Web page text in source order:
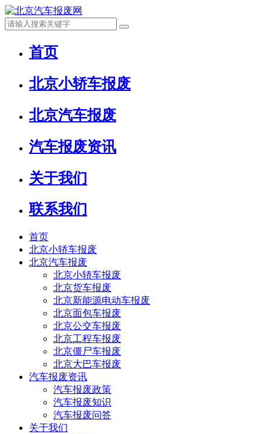
首页
北京小轿车报废
北京汽车报废
汽车报废资讯
关于我们
联系我们
首页
北京小轿车报废
北京汽车报废
北京小轿车报废
北京货车报废
北京新能源电动车报废
北京面包车报废
北京公交车报废
北京工程车报废
北京僵尸车报废
北京大巴车报废
汽车报废资讯
汽车报废政策
汽车报废知识
汽车报废问答
关于我们